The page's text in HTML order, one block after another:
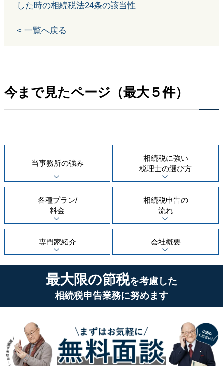
した時の相続税法24条の該当性
< 一覧へ戻る
今まで見たページ（最大５件）
当事務所の強み
相続税に強い
税理士の選び方
各種プラン/
料金
相続税申告の
流れ
専門家紹介 会社概要
最大限の節税を考慮した
相続税申告業務に努めます